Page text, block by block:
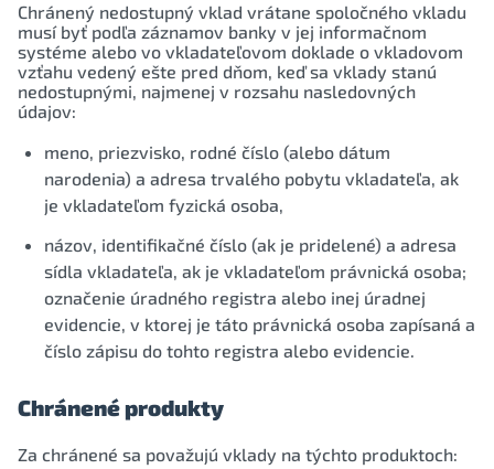
Chránený nedostupný vklad vrátane spoločného vkladu
musí byť podľa záznamov banky v jej informačnom
systéme alebo vo vkladateľovom doklade o vkladovom
vzťahu vedený ešte pred dňom, keď sa vklady stanú
nedostupnými, najmenej v rozsahu nasledovných
údajov:
meno, priezvisko, rodné číslo (alebo dátum
narodenia) a adresa trvalého pobytu vkladateľa, ak
je vkladateľom fyzická osoba,
názov, identifikačné číslo (ak je pridelené) a adresa
sídla vkladateľa, ak je vkladateľom právnická osoba;
označenie úradného registra alebo inej úradnej
evidencie, v ktorej je táto právnická osoba zapísaná a
číslo zápisu do tohto registra alebo evidencie.
Chránené produkty
Za chránené sa považujú vklady na týchto produktoch: